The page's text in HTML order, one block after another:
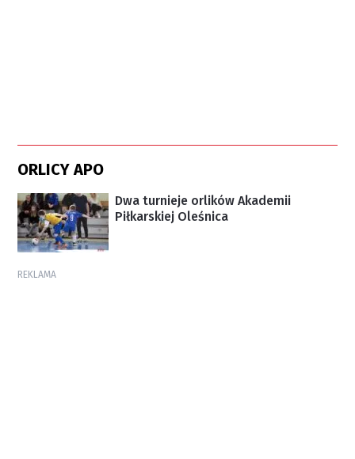
ORLICY APO
Dwa turnieje orlików Akademii
Piłkarskiej Oleśnica
REKLAMA